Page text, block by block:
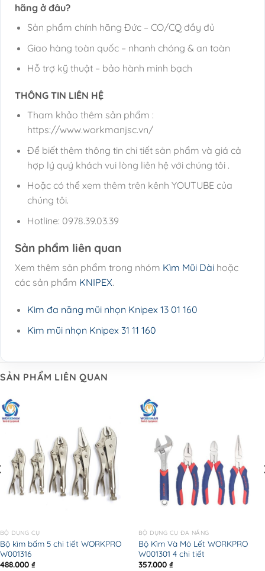
hãng ở đâu?
Sản phẩm chính hãng Đức – CO/CQ đầy đủ
Giao hàng toàn quốc – nhanh chóng & an toàn
Hỗ trợ kỹ thuật – bảo hành minh bạch
THÔNG TIN LIÊN HỆ
Tham khảo thêm sản phẩm :
https://www.workmanjsc.vn/
Để biết thêm thông tin chi tiết sản phẩm và giá cả
hợp lý quý khách vui lòng liên hệ với chúng tôi .
Hoặc có thể xem thêm trên kênh YOUTUBE của
chúng tôi.
Hotline: 0978.39.03.39
Sản phẩm liên quan
Xem thêm sản phẩm trong nhóm Kìm Mũi Dài hoặc
các sản phẩm KNIPEX.
Kìm đa năng mũi nhọn Knipex 13 01 160
Kìm mũi nhọn Knipex 31 11 160
SẢN PHẨM LIÊN QUAN
BỘ DỤNG CỤ
Bộ kìm bấm 5 chi tiết WORKPRO
W001316
488.000 ₫
BỘ DỤNG CỤ ĐA NĂNG
Bộ Kìm Và Mỏ Lết WORKPRO
W001301 4 chi tiết
357.000 ₫